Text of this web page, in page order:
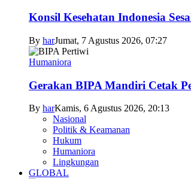
Konsil Kesehatan Indonesia
By harJumat, 7 Agustus 2026, 07:27
Humaniora
Gerakan BIPA Mandiri Cetak
By harKamis, 6 Agustus 2026, 20:13
Nasional
Politik & Keamanan
Hukum
Humaniora
Lingkungan
GLOBAL